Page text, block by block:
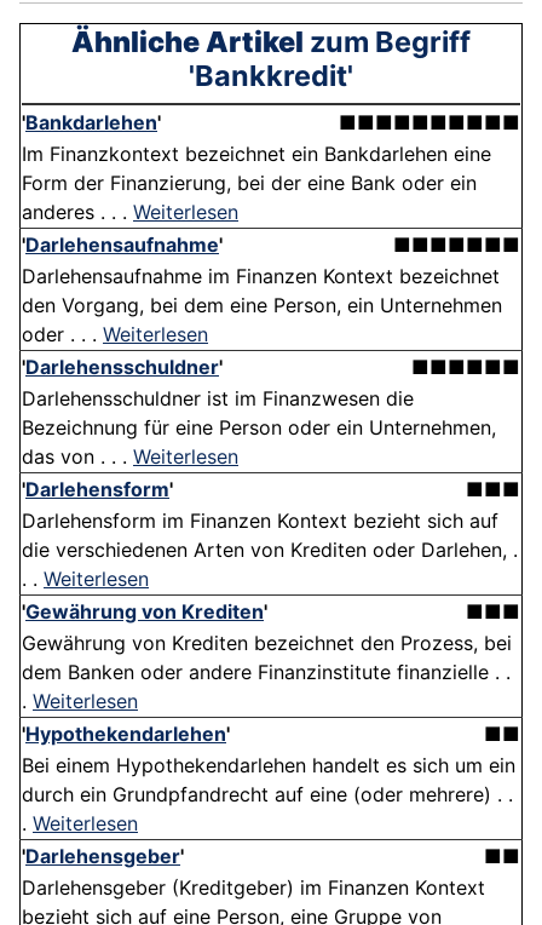
Ähnliche Artikel zum Begriff
'Bankkredit'
'Bankdarlehen'
■■■■■■■■■■
Im Finanzkontext bezeichnet ein Bankdarlehen eine
Form der Finanzierung, bei der eine Bank oder ein
anderes . . . Weiterlesen
'Darlehensaufnahme'
■■■■■■■
Darlehensaufnahme im Finanzen Kontext bezeichnet
den Vorgang, bei dem eine Person, ein Unternehmen
oder . . . Weiterlesen
'Darlehensschuldner'
■■■■■■
Darlehensschuldner ist im Finanzwesen die
Bezeichnung für eine Person oder ein Unternehmen,
das von . . . Weiterlesen
'Darlehensform'
■■■
Darlehensform im Finanzen Kontext bezieht sich auf
die verschiedenen Arten von Krediten oder Darlehen, .
. . Weiterlesen
'Gewährung von Krediten'
■■■
Gewährung von Krediten bezeichnet den Prozess, bei
dem Banken oder andere Finanzinstitute finanzielle . .
. Weiterlesen
'Hypothekendarlehen'
■■
Bei einem Hypothekendarlehen handelt es sich um ein
durch ein Grundpfandrecht auf eine (oder mehrere) . .
. Weiterlesen
'Darlehensgeber'
■■
Darlehensgeber (Kreditgeber) im Finanzen Kontext
bezieht sich auf eine Person, eine Gruppe von